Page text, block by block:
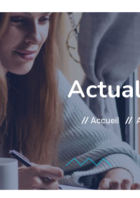
Accueil